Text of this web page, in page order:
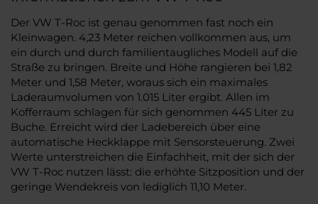
Der VW T-Roc ist genau genommen fast noch ein
Kleinwagen. 4,23 Meter reichen vollkommen aus, um
ein durch und durch familientaugliches Modell auf die
Straße zu bringen. Breite und Höhe rangieren bei 1,82
Meter und 1,58 Meter, woraus sich ein maximales
Laderaumvolumen von 1.015 Liter ergibt. Allen im
Kofferraum schlagen für sich genommen 445 Liter zu
Buche. Erreicht wird der Ladebereich über eine
automatische Heckklappe mit Sensorsteuerung. Zwei
Werte unterstreichen die Einfachheit, mit der sich der
VW T-Roc nutzen lässt: die erhöhte Sitzposition und der
geringe Wendekreis von lediglich 11,10 Meter.